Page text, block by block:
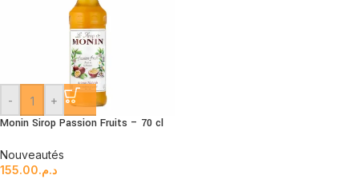
- +
Monin Sirop Passion Fruits – 70 cl
Nouveautés
د.م.155.00